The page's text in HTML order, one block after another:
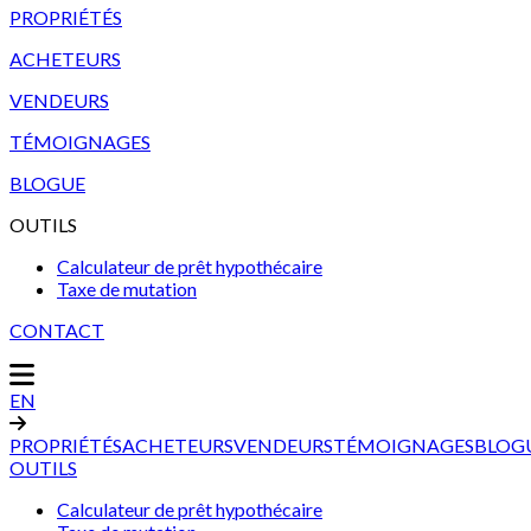
PROPRIÉTÉS
ACHETEURS
VENDEURS
TÉMOIGNAGES
BLOGUE
OUTILS
Calculateur de prêt hypothécaire
Taxe de mutation
CONTACT
EN
PROPRIÉTÉSACHETEURSVENDEURSTÉMOIGNAGES
OUTILS
Calculateur de prêt hypothécaire